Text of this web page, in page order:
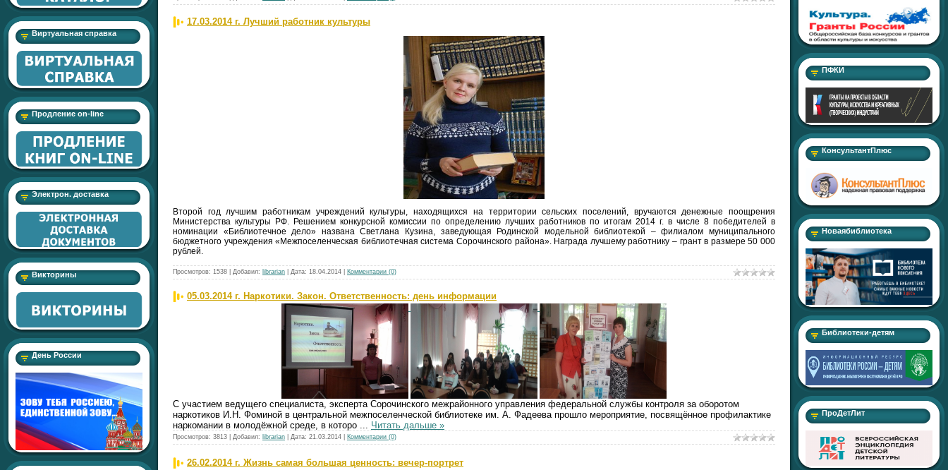
Виртуальная справка
Продление on-line
Электрон. доставка
Викторины
День России
17.03.2014 г. Лучший работник культуры
Второй год лучшим работникам учреждений культуры, находящихся на территории сельских поселений, вручаются денежные поощрения
Министерства культуры РФ. Решением конкурсной комиссии по определению лучших работников по итогам 2014 г. в числе 8 победителей в
номинации «Библиотечное дело» названа Светлана Кузина, заведующая Родинской модельной библиотекой – филиалом муниципального
бюджетного учреждения «Межпоселенческая библиотечная система Сорочинского района». Награда лучшему работнику – грант в размере 50 000
рублей.
Просмотров: 1538 Добавил: librarian Дата: 18.04.2014 Комментарии (0)
05.03.2014 г. Наркотики. Закон. Ответственность: день информации
С участием ведущего специалиста, эксперта Сорочинского межрайонного управления федеральной службы контроля за оборотом
наркотиков И.Н. Фоминой в центральной межпоселенческой библиотеке им. А. Фадеева прошло мероприятие, посвящённое профилактике
наркомании в молодёжной среде, в которо
Читать дальше »
Просмотров: 3813 Добавил: librarian Дата: 21.03.2014 Комментарии (0)
26.02.2014 г. Жизнь самая большая ценность: вечер-портрет
ПФКИ
КонсультантПлюс
Новаябиблиотека
Библиотеки-детям
ПроДетЛит